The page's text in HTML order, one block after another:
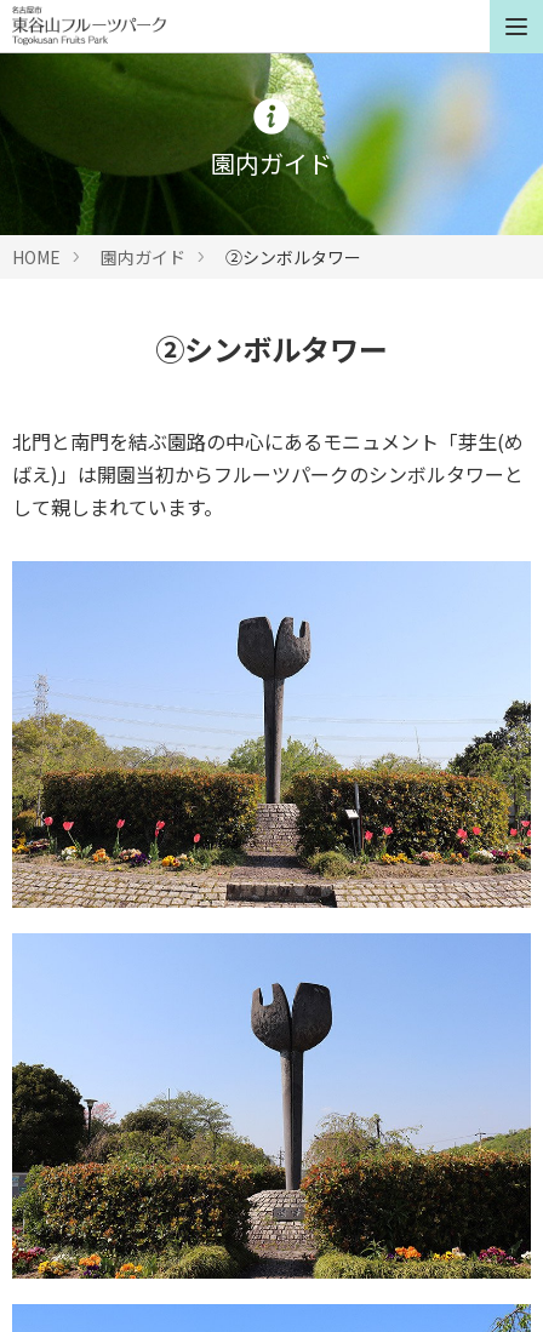
園内ガイド
HOME 園内ガイド ②シンボルタワー
②シンボルタワー
北門と南門を結ぶ園路の中心にあるモニュメント「芽生(め
ばえ)」は開園当初からフルーツパークのシンボルタワーと
して親しまれています。